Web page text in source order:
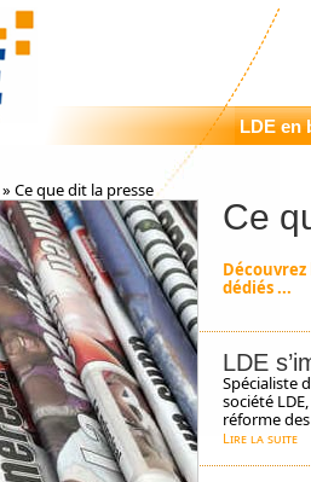
LDE en
» Ce que dit la presse
Ce
dédiés ...
LDE
Spécialiste
société
réforme
Lire la suite